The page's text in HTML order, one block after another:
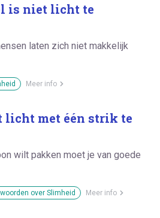
is niet licht te
laten zich niet makkelijk
Meer info
licht met één strik te
wilt pakken moet je van goede
over Slimheid Meer info